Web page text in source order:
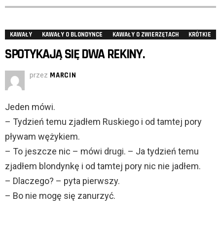
KAWAŁY KAWAŁY O BLONDYNCE KAWAŁY O ZWIERZĘTACH KRÓTKIE
SPOTYKAJĄ SIĘ DWA REKINY.
przez MARCIN
Jeden mówi.
– Tydzień temu zjadłem Ruskiego i od tamtej pory
pływam wężykiem.
– To jeszcze nic – mówi drugi. – Ja tydzień temu
zjadłem blondynkę i od tamtej pory nic nie jadłem.
– Dlaczego? – pyta pierwszy.
– Bo nie mogę się zanurzyć.